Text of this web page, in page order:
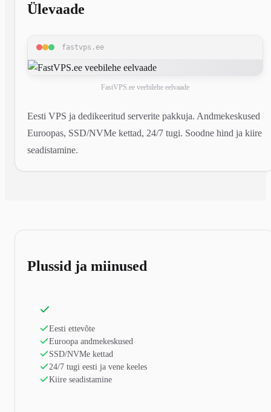
Ülevaade
fastvps.ee
FastVPS.ee veebilehe eelvaade
Eesti VPS ja dedikeeritud serverite pakkuja. Andmekeskused
Euroopas, SSD/NVMe kettad, 24/7 tugi. Soodne hind ja kiire
seadistamine.
Plussid ja miinused
Eesti ettevõte
Euroopa andmekeskused
SSD/NVMe kettad
24/7 tugi eesti ja vene keeles
Kiire seadistamine